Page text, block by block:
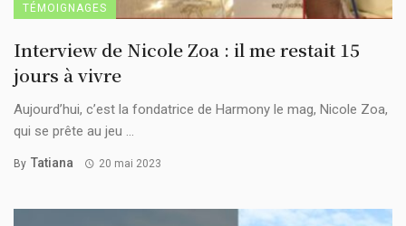
TÉMOIGNAGES
Interview de Nicole Zoa : il me restait 15
jours à vivre
Aujourd’hui, c’est la fondatrice de Harmony le mag, Nicole Zoa,
qui se prête au jeu ...
By Tatiana 20 mai 2023